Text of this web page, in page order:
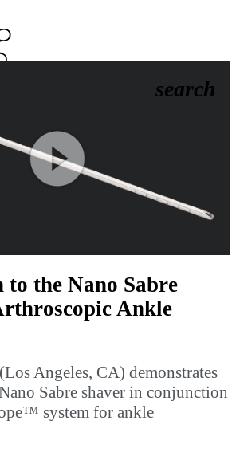
search
Play
Video
the Nano Sabre
Ankle
Angeles, CA) demonstrates
Sabre shaver in conjunction
system for ankle